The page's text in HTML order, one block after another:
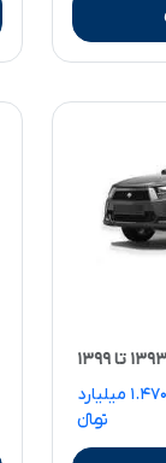
۱۳۹۳ تا ۱۳۹۹
۱.۱۷۰ میلیارد تا ۱.۴۷۰ میلیارد
تومانءءء